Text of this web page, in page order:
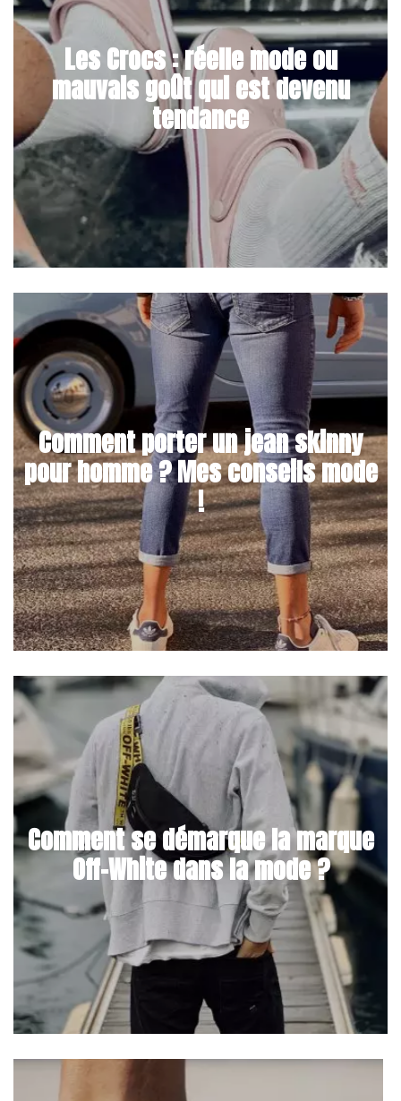
Les Crocs : réelle mode ou
mauvais goût qui est devenu
tendance
Comment porter un jean skinny
pour homme ? Mes conseils mode
!
Comment se démarque la marque
Off-White dans la mode ?